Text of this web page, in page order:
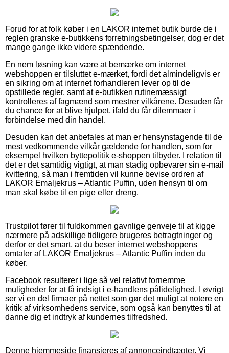
Forud for at folk køber i en LAKOR internet butik burde de i
reglen granske e-butikkens forretningsbetingelser, dog er det
mange gange ikke videre spændende.
En nem løsning kan være at bemærke om internet
webshoppen er tilsluttet e-mærket, fordi det almindeligvis er
en sikring om at internet forhandleren lever op til de
opstillede regler, samt at e-butikken rutinemæssigt
kontrolleres af fagmænd som mestrer vilkårene. Desuden får
du chance for at blive hjulpet, ifald du får dilemmaer i
forbindelse med din handel.
Desuden kan det anbefales at man er hensynstagende til de
mest vedkommende vilkår gældende for handlen, som for
eksempel hvilken byttepolitik e-shoppen tilbyder. I relation til
det er det samtidig vigtigt, at man stadig opbevarer sin e-mail
kvittering, så man i fremtiden vil kunne bevise ordren af
LAKOR Emaljekrus – Atlantic Puffin, uden hensyn til om
man skal købe til en pige eller dreng.
Trustpilot fører til fuldkommen gavnlige genveje til at kigge
nærmere på adskillige tidligere brugeres betragtninger og
derfor er det smart, at du beser internet webshoppens
omtaler af LAKOR Emaljekrus – Atlantic Puffin inden du
køber.
Facebook resulterer i lige så vel relativt fornemme
muligheder for at få indsigt i e-handlens pålidelighed. I øvrigt
ser vi en del firmaer på nettet som gør det muligt at notere en
kritik af virksomhedens service, som også kan benyttes til at
danne dig et indtryk af kundernes tilfredshed.
Denne hjemmeside finansieres af annonceindtægter. Vi